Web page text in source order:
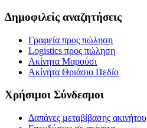
Δημοφιλείς αναζητήσεις
Γραφεία προς πώληση
Logistics προς πώληση
Ακίνητα Μαρούσι
Ακίνητα Θριάσιο Πεδίο
Χρήσιμοι Σύνδεσμοι
Δαπάνες μεταβίβασης ακινήτου